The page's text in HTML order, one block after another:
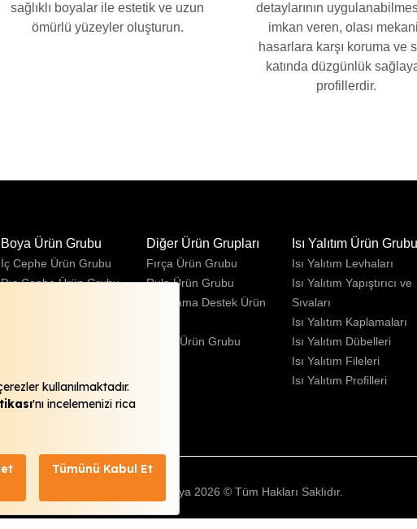
sağlıklı boyalar ile estetik ve uzun
ömürlü yüzeyler oluşturun.
detaylarının
imkan veren, olası
hasarlara karşı koruma ve
katında düzgünlük
profillerdir.
Boya Ürün Grubu
İç Cephe Ürün Grubu
Dış Cephe Ürün Grubu
Diğer Ürün Grupları
Fırça Ürün Grubu
Rulo Ürün Grubu
Uygulama Destek Ürün
Sprey Ürün Grubu
Isı Yalıtım Ürün
Isı Yalıtım Levhaları
Isı Yalıtım Yapıştırıcı ve
Sıvaları
Isı Yalıtım Kaplamaları
Isı Yalıtım Dübelleri
Isı Yalıtım Fileleri
Isı Yalıtım Profilleri
Fawori Boya 2026 © Tüm Hakları Saklıdır.